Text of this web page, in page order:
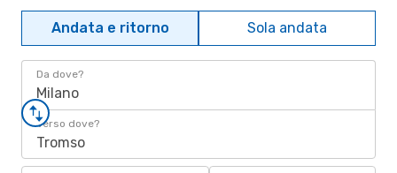
Andata e ritorno Sola andata
Da dove?
Milano
Verso dove?
Tromso